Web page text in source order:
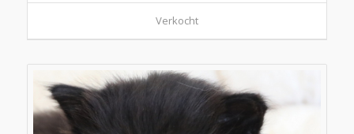
Verkocht